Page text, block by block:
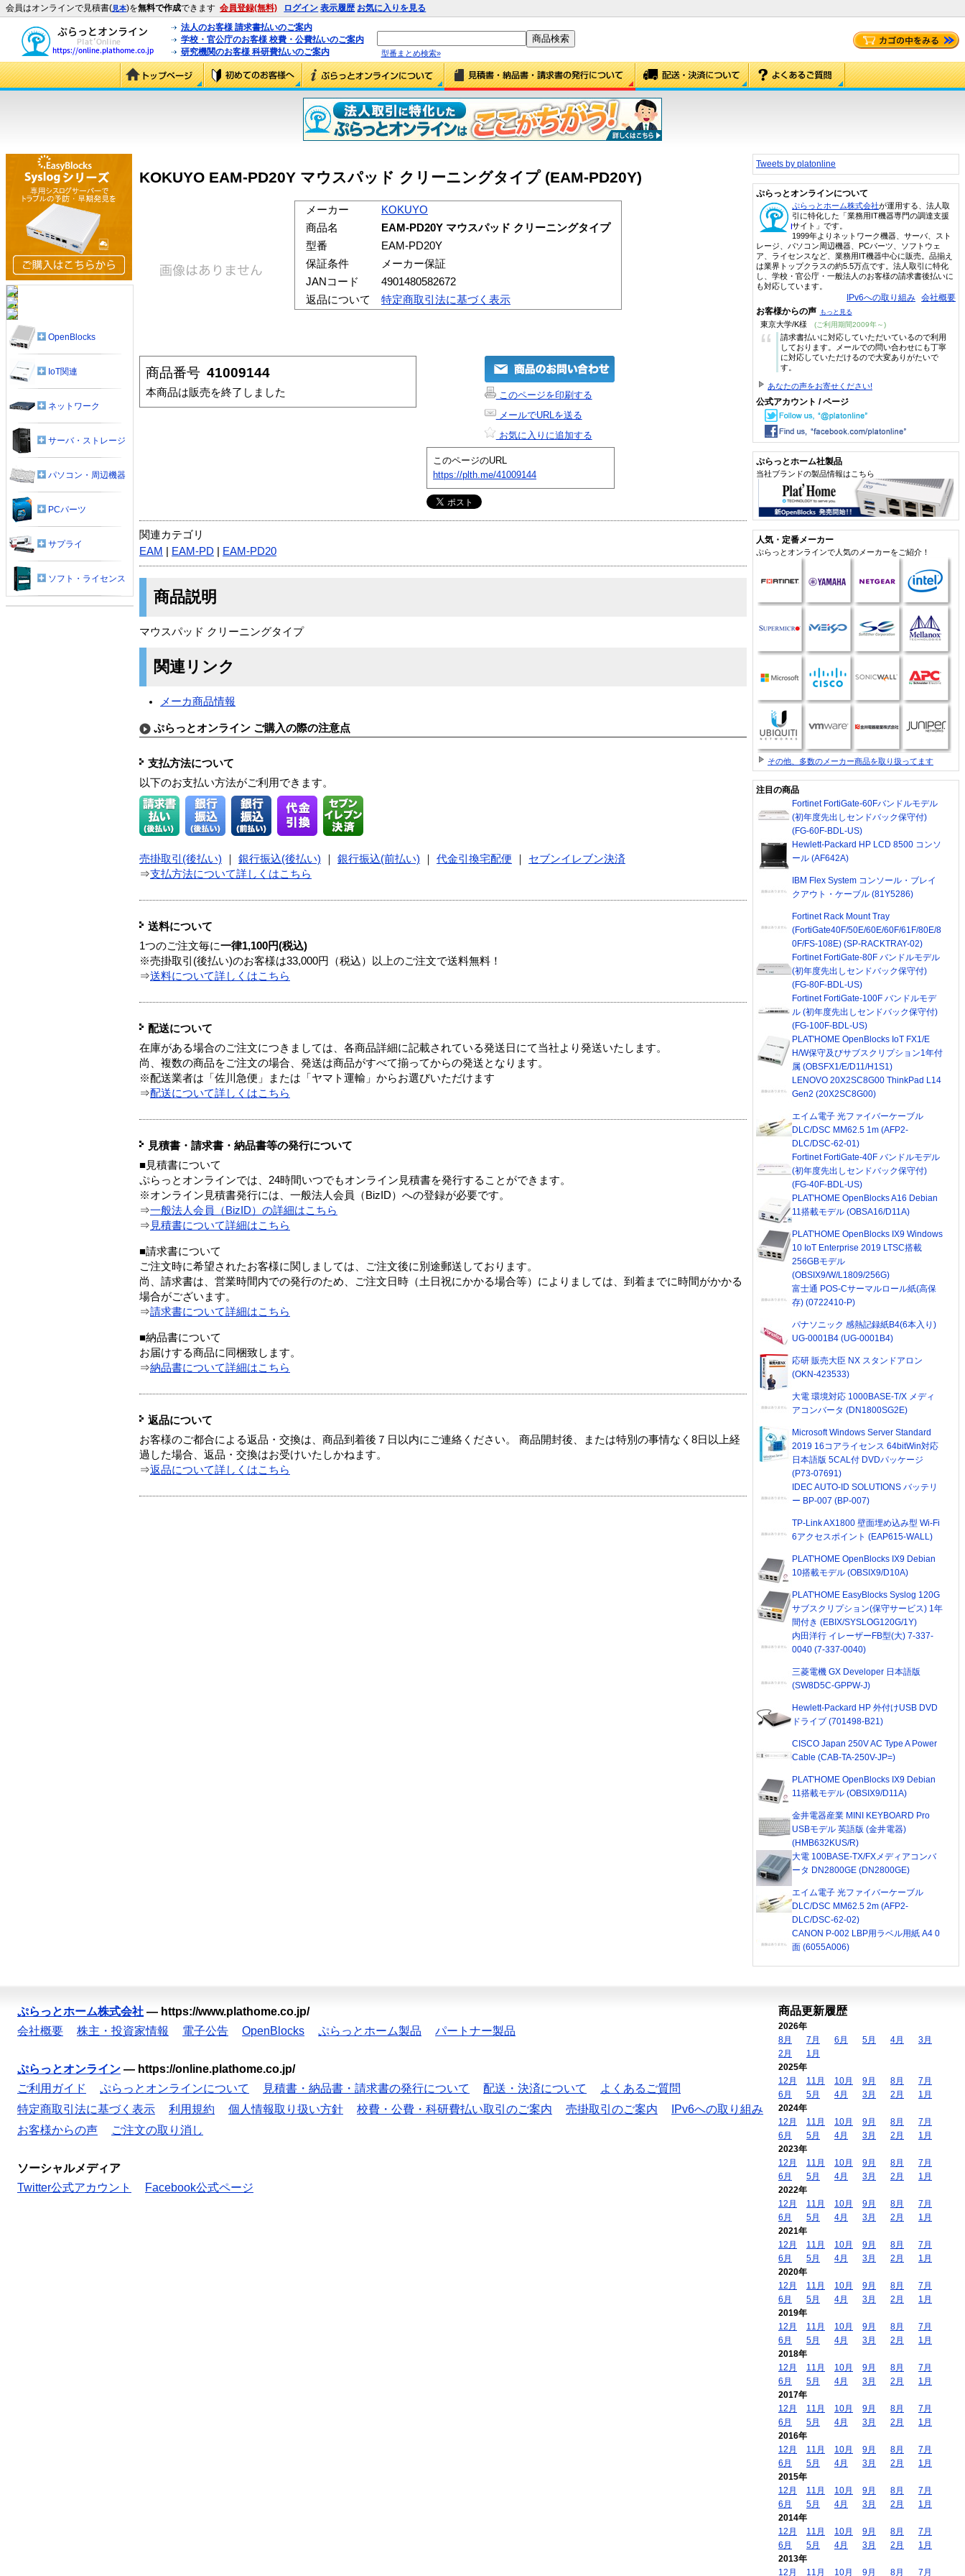
会員はオンラインで見積書(見本)を無料で作成できます 会員登録(無料) ログイン 表示履歴 お気に入りを見る
法人のお客様 請求書払いのご案内
学校・官公庁のお客様 校費・公費払いのご案内
研究機関のお客様 科研費払いのご案内
型番まとめ検索»
KOKUYO EAM-PD20Y マウスパッド クリーニングタイプ (EAM-PD20Y)
メーカー
KOKUYO
商品名
EAM-PD20Y マウスパッド クリーニングタイプ
型番
EAM-PD20Y
保証条件
メーカー保証
JANコード
4901480582672
返品について
特定商取引法に基づく表示
商品番号 41009144
本商品は販売を終了しました
このページを印刷する
メールでURLを送る
お気に入りに追加する
このページのURL
https://plth.me/41009144
関連カテゴリ
EAM
EAM-PD EAM-PD20
商品説明
マウスパッド クリーニングタイプ
関連リンク
メーカ商品情報
ぷらっとオンライン ご購入の際の注意点
支払方法について
以下のお支払い方法がご利用できます。
売掛取引(後払い) 銀行振込(後払い) 銀行振込(前払い) 代金引換宅配便
セブンイレブン決済
⇒支払方法について詳しくはこちら
送料について
1つのご注文毎に一律1,100円(税込)
※売掛取引(後払い)のお客様は33,000円（税込）以上のご注文で送料無料！
⇒送料について詳しくはこちら
配送について
在庫がある場合のご注文につきましては、各商品詳細に記載されている発送日にて当社より発送いたします。
尚、複数の商品をご注文の場合、発送は商品がすべて揃ってからの発送となります。
※配送業者は「佐川急便」または「ヤマト運輸」からお選びいただけます
⇒配送について詳しくはこちら
見積書・請求書・納品書等の発行について
■見積書について
ぷらっとオンラインでは、24時間いつでもオンライン見積書を発行することができます。
※オンライン見積書発行には、一般法人会員（BizID）への登録が必要です。
⇒一般法人会員（BizID）の詳細はこちら
⇒ 見積書について詳細はこちら
■請求書について
ご注文時に希望されたお客様に関しましては、ご注文後に別途郵送しております。
尚、請求書は、営業時間内での発行のため、ご注文日時（土日祝にかかる場合等）によりましては、到着までに時間がかかる
場合がございます。
⇒請求書について詳細はこちら
■納品書について
お届けする商品に同梱致します。
⇒納品書について詳細はこちら
返品について
お客様のご都合による返品・交換は、商品到着後７日以内にご連絡ください。 商品開封後、または特別の事情なく8日以上経
過した場合、返品・交換はお受けいたしかねます。
⇒返品について詳しくはこちら
OpenBlocks
IoT関連
ネットワーク
サーバ・ストレージ
パソコン・周辺機器
PCパーツ
サプライ
ソフト・ライセンス
Tweets by platonline
ぷらっとオンラインについて
ぷらっとホーム株式会社が運用する、法人取
引に特化した「業務用IT機器専門の調達支援
サイト」です。
1999年よりネットワーク機器、サーバ、スト
レージ、パソコン周辺機器、PCパーツ、ソフトウェ
ア、ライセンスなど、業務用IT機器中心に販売。品揃え
は業界トップクラスの約5.5万点です。法人取引に特化
し、学校・官公庁・一般法人のお客様の請求書後払いに
も対応しています。
IPv6への取り組み 会社概要
お客様からの声 もっと見る
東京大学/K様 (ご利用期間2009年～)
“
請求書払いに対応していただいているので利用
しております。メールでの問い合わせにも丁寧
に対応していただけるので大変ありがたいで
す。
あなたの声をお寄せください!
公式アカウント / ページ
ぷらっとホーム社製品
当社ブランドの製品情報はこちら
人気・定番メーカー
ぷらっとオンラインで人気のメーカーをご紹介！
その他、多数のメーカー商品を取り扱ってます
注目の商品
Fortinet FortiGate-60Fバンドルモデル
(初年度先出しセンドバック保守付)
(FG-60F-BDL-US)
Hewlett-Packard HP LCD 8500 コンソ
ール (AF642A)
IBM Flex System コンソール・ブレイ
クアウト・ケーブル (81Y5286)
Fortinet Rack Mount Tray
(FortiGate40F/50E/60E/60F/61F/80E/8
0F/FS-108E) (SP-RACKTRAY-02)
Fortinet FortiGate-80F バンドルモデル
(初年度先出しセンドバック保守付)
(FG-80F-BDL-US)
Fortinet FortiGate-100F バンドルモデ
ル (初年度先出しセンドバック保守付)
(FG-100F-BDL-US)
PLAT'HOME OpenBlocks IoT FX1/E
H/W保守及びサブスクリプション1年付
属 (OBSFX1/E/D11/H1S1)
LENOVO 20X2SC8G00 ThinkPad L14
Gen2 (20X2SC8G00)
エイム電子 光ファイバーケーブル
DLC/DSC MM62.5 1m (AFP2-
DLC/DSC-62-01)
Fortinet FortiGate-40F バンドルモデル
(初年度先出しセンドバック保守付)
(FG-40F-BDL-US)
PLAT'HOME OpenBlocks A16 Debian
11搭載モデル (OBSA16/D11A)
PLAT'HOME OpenBlocks IX9 Windows
10 IoT Enterprise 2019 LTSC搭載
256GBモデル
(OBSIX9/W/L1809/256G)
富士通 POS-Cサーマルロール紙(高保
存) (0722410-P)
パナソニック 感熱記録紙B4(6本入り)
UG-0001B4 (UG-0001B4)
応研 販売大臣 NX スタンドアロン
(OKN-423533)
大電 環境対応 1000BASE-T/X メディ
アコンバータ (DN1800SG2E)
Microsoft Windows Server Standard
2019 16コアライセンス 64bitWin対応
日本語版 5CAL付 DVDパッケージ
(P73-07691)
IDEC AUTO-ID SOLUTIONS バッテリ
ー BP-007 (BP-007)
TP-Link AX1800 壁面埋め込み型 Wi-Fi
6アクセスポイント (EAP615-WALL)
PLAT'HOME OpenBlocks IX9 Debian
10搭載モデル (OBSIX9/D10A)
PLAT'HOME EasyBlocks Syslog 120G
サブスクリプション(保守サービス) 1年
間付き (EBIX/SYSLOG120G/1Y)
内田洋行 イレーザーFB型(大) 7-337-
0040 (7-337-0040)
三菱電機 GX Developer 日本語版
(SW8D5C-GPPW-J)
Hewlett-Packard HP 外付けUSB DVD
ドライブ (701498-B21)
CISCO Japan 250V AC Type A Power
Cable (CAB-TA-250V-JP=)
PLAT'HOME OpenBlocks IX9 Debian
11搭載モデル (OBSIX9/D11A)
金井電器産業 MINI KEYBOARD Pro
USBモデル 英語版 (金井電器)
(HMB632KUS/R)
大電 100BASE-TX/FXメディアコンバ
ータ DN2800GE (DN2800GE)
エイム電子 光ファイバーケーブル
DLC/DSC MM62.5 2m (AFP2-
DLC/DSC-62-02)
CANON P-002 LBP用ラベル用紙 A4 0
面 (6055A006)
ぷらっとホーム株式会社 — https://www.plathome.co.jp/
会社概要
株主・投資家情報 電子公告 OpenBlocks ぷらっとホーム製品 パートナー製品
ぷらっとオンライン — https://online.plathome.co.jp/
ご利用ガイド
ぷらっとオンラインについて 見積書・納品書・請求書の発行について 配送・決済について
よくあるご質問
特定商取引法に基づく表示
利用規約 個人情報取り扱い方針 校費・公費・科研費払い取引のご案内 売掛取引のご案内
IPv6への取り組み
お客様からの声
ご注文の取り消し
ソーシャルメディア
Twitter公式アカウント
Facebook公式ページ
商品更新履歴
2026年
8月
7月 6月 5月 4月
3月
2月
1月
2025年
12月
11月 10月 9月 8月
7月
6月
5月 4月 3月 2月
1月
2024年
12月
11月 10月 9月 8月
7月
6月
5月 4月 3月 2月
1月
2023年
12月
11月 10月 9月 8月
7月
6月
5月 4月 3月 2月
1月
2022年
12月
11月 10月 9月 8月
7月
6月
5月 4月 3月 2月
1月
2021年
12月
11月 10月 9月 8月
7月
6月
5月 4月 3月 2月
1月
2020年
12月
11月 10月 9月 8月
7月
6月
5月 4月 3月 2月
1月
2019年
12月
11月 10月 9月 8月
7月
6月
5月 4月 3月 2月
1月
2018年
12月
11月 10月 9月 8月
7月
6月
5月 4月 3月 2月
1月
2017年
12月
11月 10月 9月 8月
7月
6月
5月 4月 3月 2月
1月
2016年
12月
11月 10月 9月 8月
7月
6月
5月 4月 3月 2月
1月
2015年
12月
11月 10月 9月 8月
7月
6月
5月 4月 3月 2月
1月
2014年
12月
11月 10月 9月 8月
7月
6月
5月 4月 3月 2月
1月
2013年
12月
11月 10月 9月 8月 7月